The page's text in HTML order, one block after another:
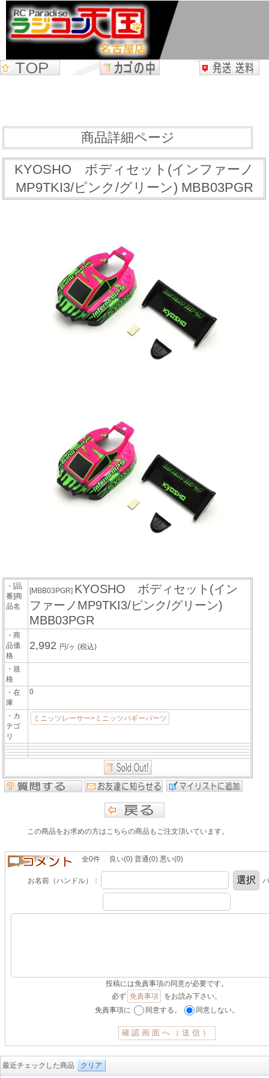
商品詳細ページ
KYOSHO ボディセット(インファーノ
MP9TKI3/ピンク/グリーン) MBB03PGR
・[品
番]商
品名
[MBB03PGR] KYOSHO ボディセット(イン
ファーノMP9TKI3/ピンク/グリーン)
MBB03PGR
・商
品価
格
2,992 円/ヶ(税込)
・規
格
・在
庫
0
・カ
テゴ
リ
ミニッツレーサー>ミニッツバギーパーツ
この商品をお求めの方はこちらの商品もご注文頂いています。
全0件 良い(0) 普通(0) 悪い(0)
お名前（ハンドル）：
投稿には免責事項の同意が必要です。
必ず 免責事項
をお読み下さい。
免責事項に
同意する。 同意しない。
最近チェックした商品 クリア